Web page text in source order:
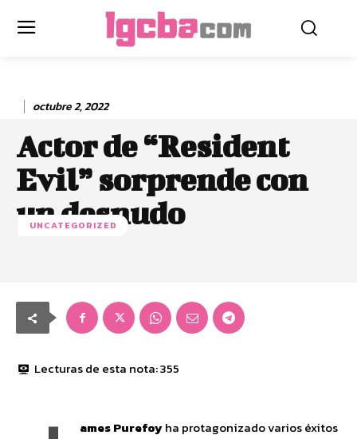
octubre 2, 2022
Actor de “Resident
Evil” sorprende con
un desnudo
UNCATEGORIZED
Lecturas de esta nota:355
ames Purefoyha protagonizado varios éxitos